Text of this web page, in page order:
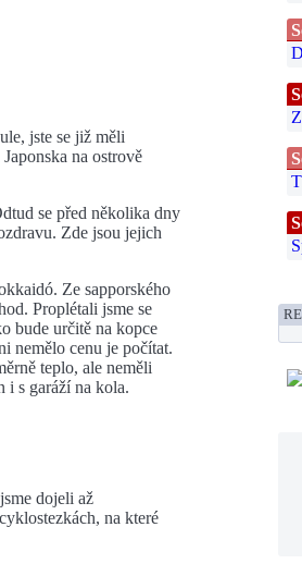
jste se již měli
na ostrově
se před několika dny
Zde jsou jejich
Ze sapporského
Proplétali jsme se
bude určitě na kopce
nemělo cenu je počítat.
teplo, ale neměli
i s garáží na kola.
dojeli až
na které